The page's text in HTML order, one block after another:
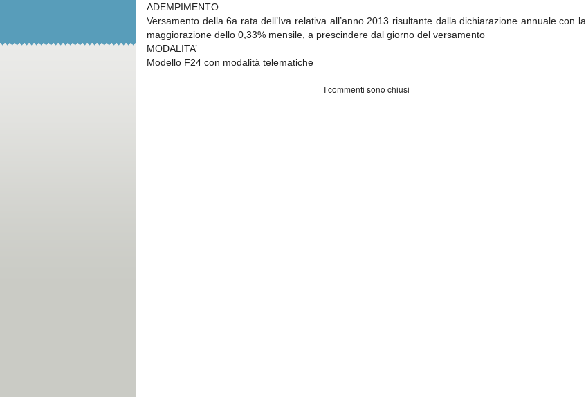
ADEMPIMENTO
Versamento della 6a rata dell’Iva relativa all’anno 2013 risultante dalla dichiarazione annuale con la
maggiorazione dello 0,33% mensile, a prescindere dal giorno del versamento
MODALITA’
Modello F24 con modalità telematiche
I commenti sono chiusi